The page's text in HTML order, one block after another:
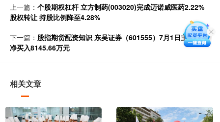
上一篇： 个股期权杠杆 立方制药(003020)完成迈诺威医药2.22%
股权转让 持股比例降至4.28%
下一篇： 股指期货配资知识 东吴证券（601555）7月1日主力资金
净买入8145.66万元
相关文章